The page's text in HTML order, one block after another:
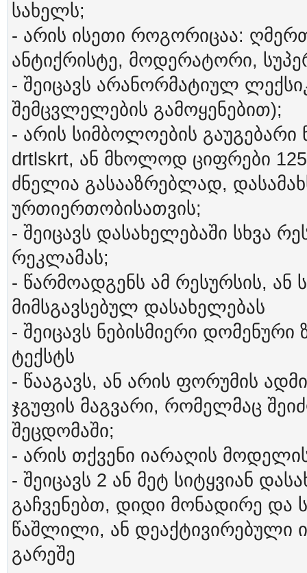
სახელს;
- არის ისეთი როგორიცაა:
ანტიქრისტე, მოდერატორი,
- შეიცავს არანორმატიულ
შემცვლელების გამოყენებით);
- არის სიმბოლოების გაუგებარი
drtlskrt, ან მხოლოდ ციფრები
ძნელია გასააზრებლად,
ურთიერთობისათვის;
- შეიცავს დასახელებაში სხვა
რეკლამას;
- წარმოადგენს ამ რესურსის, ან
მიმსგავსებულ დასახელებას
- შეიცავს ნებისმიერი
ტექსტს
- წააგავს, ან არის ფორუმის
ჯგუფის მაგვარი, რომელმაც
შეცდომაში;
- არის თქვენი იარაღის
- შეიცავს 2 ან მეტ სიტყვიან
გაჩვენებთ, დიდი მონადირე და
წაშლილი, ან დეაქტივირებული
გარეშე